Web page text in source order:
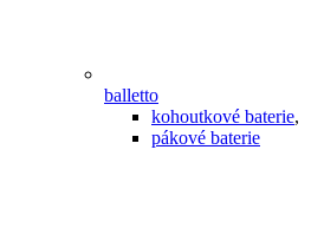
balletto
kohoutkové baterie,
pákové baterie